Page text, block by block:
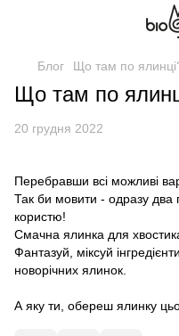
Блог Що там по
Що там по
20 грудня 2022
Перебравши всі можливі
Так би мовити - одразу два
користю!
Смачна ялинка для
Фантазуй, міксуй
новорічних ялинок.
А яку ти, обереш ялинку